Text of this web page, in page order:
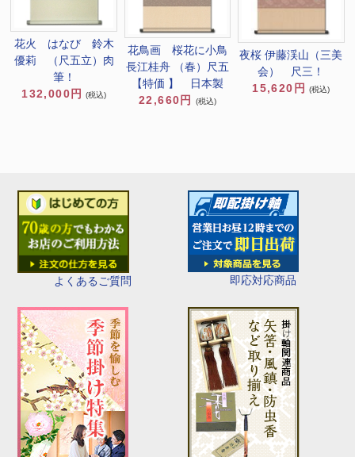
よくあるご質問 即応対応商品
花火 はなび 鈴木
優莉 （尺五立）肉
筆！
132,000円 (税込)
花鳥画 桜花に小鳥
長江桂舟 （春）尺五
【特価 】 日本製
22,660円
(税込)
夜桜 伊藤渓山（三美
会） 尺三！
15,620円
(税込)